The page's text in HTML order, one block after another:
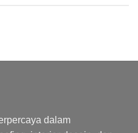
dalam